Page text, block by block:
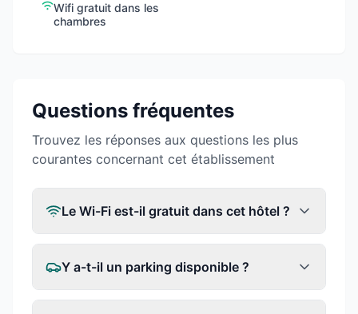
Wifi gratuit dans les
chambres
Questions fréquentes
Trouvez les réponses aux questions les plus
courantes concernant cet établissement
Le Wi-Fi est-il gratuit dans cet hôtel ?
Y a-t-il un parking disponible ?